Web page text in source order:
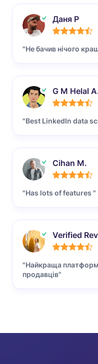
Даня Р
"Не бачив нічого
G M Helal
"Best LinkedIn data
Cihan M.
"Has lots of features "
Verified
"Найкраща
продавців"